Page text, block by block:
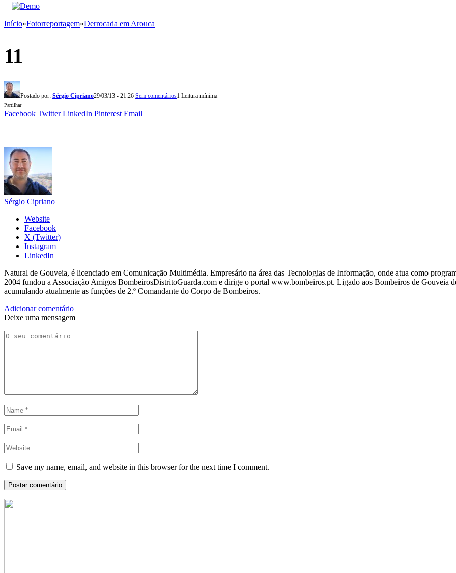
Início»Fotorreportagem»Derrocada em Arouca
11
Postado por: Sérgio Cipriano29/03/13 - 21:26 Sem comentários1 Leitura mínima
Partilhar
Facebook Twitter LinkedIn Pinterest Email
Sérgio Cipriano
Website
Facebook
X (Twitter)
Instagram
LinkedIn
Natural de Gouveia, é licenciado em Comunicação Multimédia. Empresário na área das Tecnologias de Informação, onde atua como
2004 fundou a Associação Amigos BombeirosDistritoGuarda.com e dirige o portal www.bombeiros.pt. Ligado aos Bombeiros de Gouveia
acumulando atualmente as funções de 2.º Comandante do Corpo de Bombeiros.
Adicionar comentário
Deixe uma mensagem
Save my name, email, and website in this browser for the next time I comment.